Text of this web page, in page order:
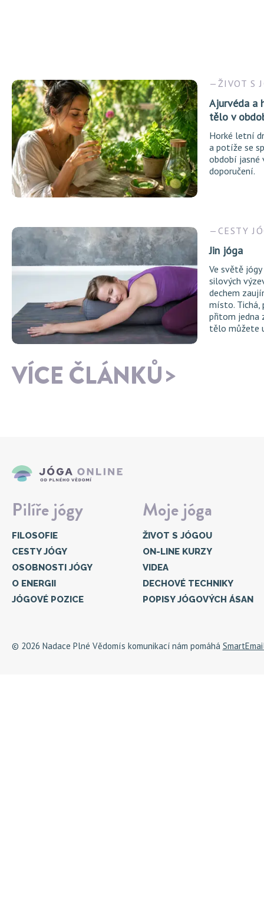
ŽIVOT S
Ajurvéda a
tělo v
Horké letní
a potíže se
období
doporučení.
CESTY
Jin jóga
Ve světě
silových
dechem
místo. Tichá,
přitom jedna
tělo můžete
VÍCE ČLÁNKŮ
Pilíře jógy
FILOSOFIE
CESTY JÓGY
OSOBNOSTI JÓGY
O ENERGII
JÓGOVÉ POZICE
Moje jóga
ŽIVOT S JÓGOU
ON-LINE KURZY
VIDEA
DECHOVÉ TECHNIKY
POPISY JÓGOVÝCH ÁSAN
© 2026 Nadace Plné Vědomís komunikací nám pomáhá